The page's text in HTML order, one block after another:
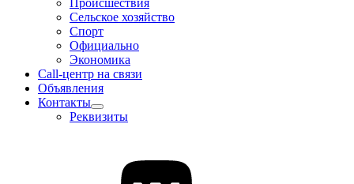
Происшествия
Сельское хозяйство
Спорт
Официально
Экономика
Call-центр на связи
Объявления
Контакты
Реквизиты